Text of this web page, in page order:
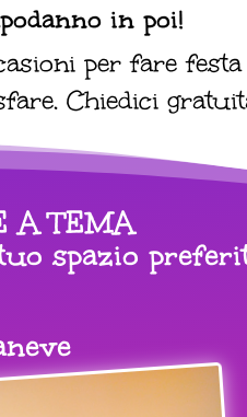
in poi!
per fare
Chiedici
A TEMA
spazio